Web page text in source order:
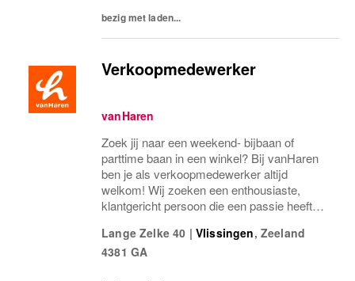
bezig met laden...
Verkoopmedewerker
vanHaren
Zoek jij naar een weekend- bijbaan of
parttime baan in een winkel? Bij vanHaren
ben je als verkoopmedewerker altijd
welkom! Wij zoeken een enthousiaste,
klantgericht persoon die een passie heeft
Misschien heb je al ervaring als verkoper in
een winkel, sales...
Lange Zelke 40 | Vlissingen, Zeeland
4381 GA